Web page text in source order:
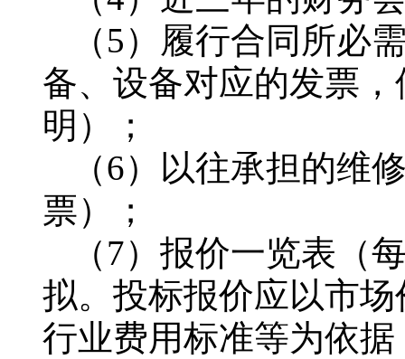
（5）履行合同所必
备、设备对应的发票
明）；
（6）以往承担的维
票）；
（7）报价一览表（
拟。投标报价应以市
行业费用标准等为依